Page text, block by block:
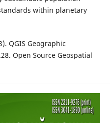
within planetary
QGIS Geographic
Open Source Geospatial